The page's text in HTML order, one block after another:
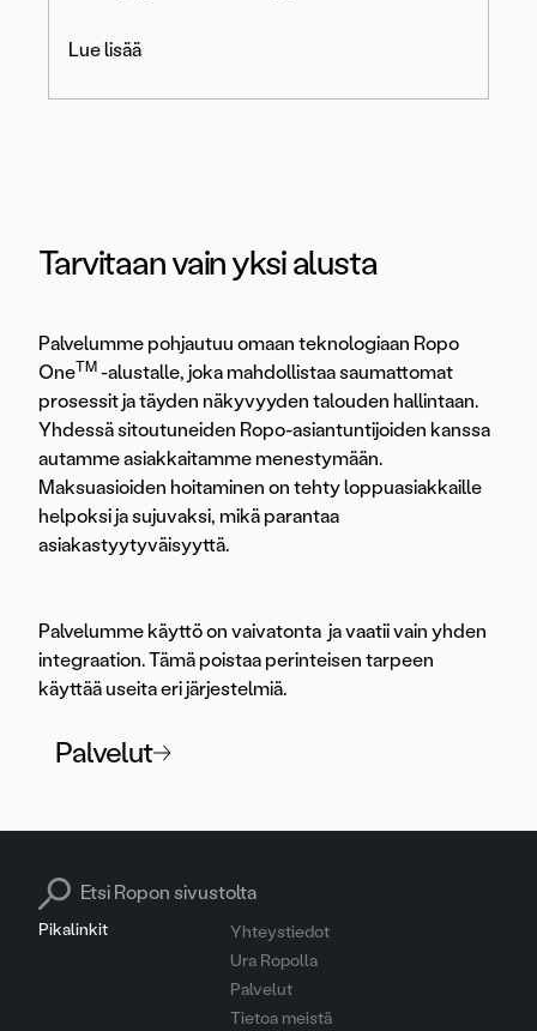
Lue lisää
Tarvitaan vain yksi alusta
Palvelumme pohjautuu omaan teknologiaan Ropo
OneTM -alustalle, joka mahdollistaa saumattomat
prosessit ja täyden näkyvyyden talouden hallintaan.
Yhdessä sitoutuneiden Ropo-asiantuntijoiden kanssa
autamme asiakkaitamme menestymään.
Maksuasioiden hoitaminen on tehty loppuasiakkaille
helpoksi ja sujuvaksi, mikä parantaa
asiakastyytyväisyyttä.
Palvelumme käyttö on vaivatonta ja vaatii vain yhden
integraation. Tämä poistaa perinteisen tarpeen
käyttää useita eri järjestelmiä.
Palvelut
Pikalinkit
Yhteystiedot
Ura Ropolla
Palvelut
Tietoa meistä
Search for: